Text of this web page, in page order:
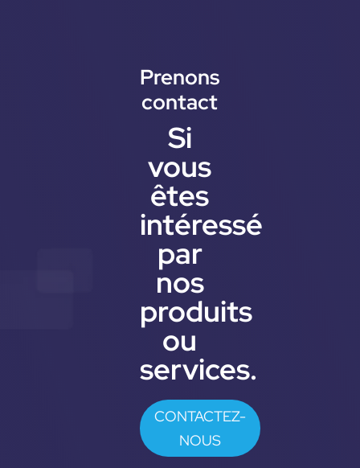
Prenons
contact
Si
vous
êtes
intéressé
par
nos
produits
ou
services.
CONTACTEZ-
NOUS